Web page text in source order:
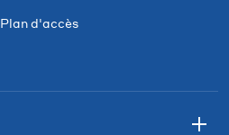
Plan d'accès